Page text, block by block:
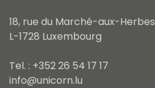
18, rue du Marché-aux-Herbes
L-1728 Luxembourg
Tel. : +352 26 54 17 17
info@unicorn.lu